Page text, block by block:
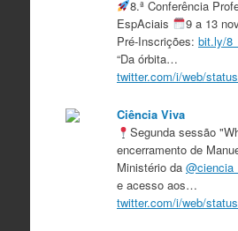
8.ª Conferência
EspAciais
9 a 13
Pré-Inscrições: bit.ly/
“Da órbita…
twitter.com/i/web/
Ciência Viva
Segunda sessão
encerramento de
Ministério da
e acesso aos…
twitter.com/i/web/